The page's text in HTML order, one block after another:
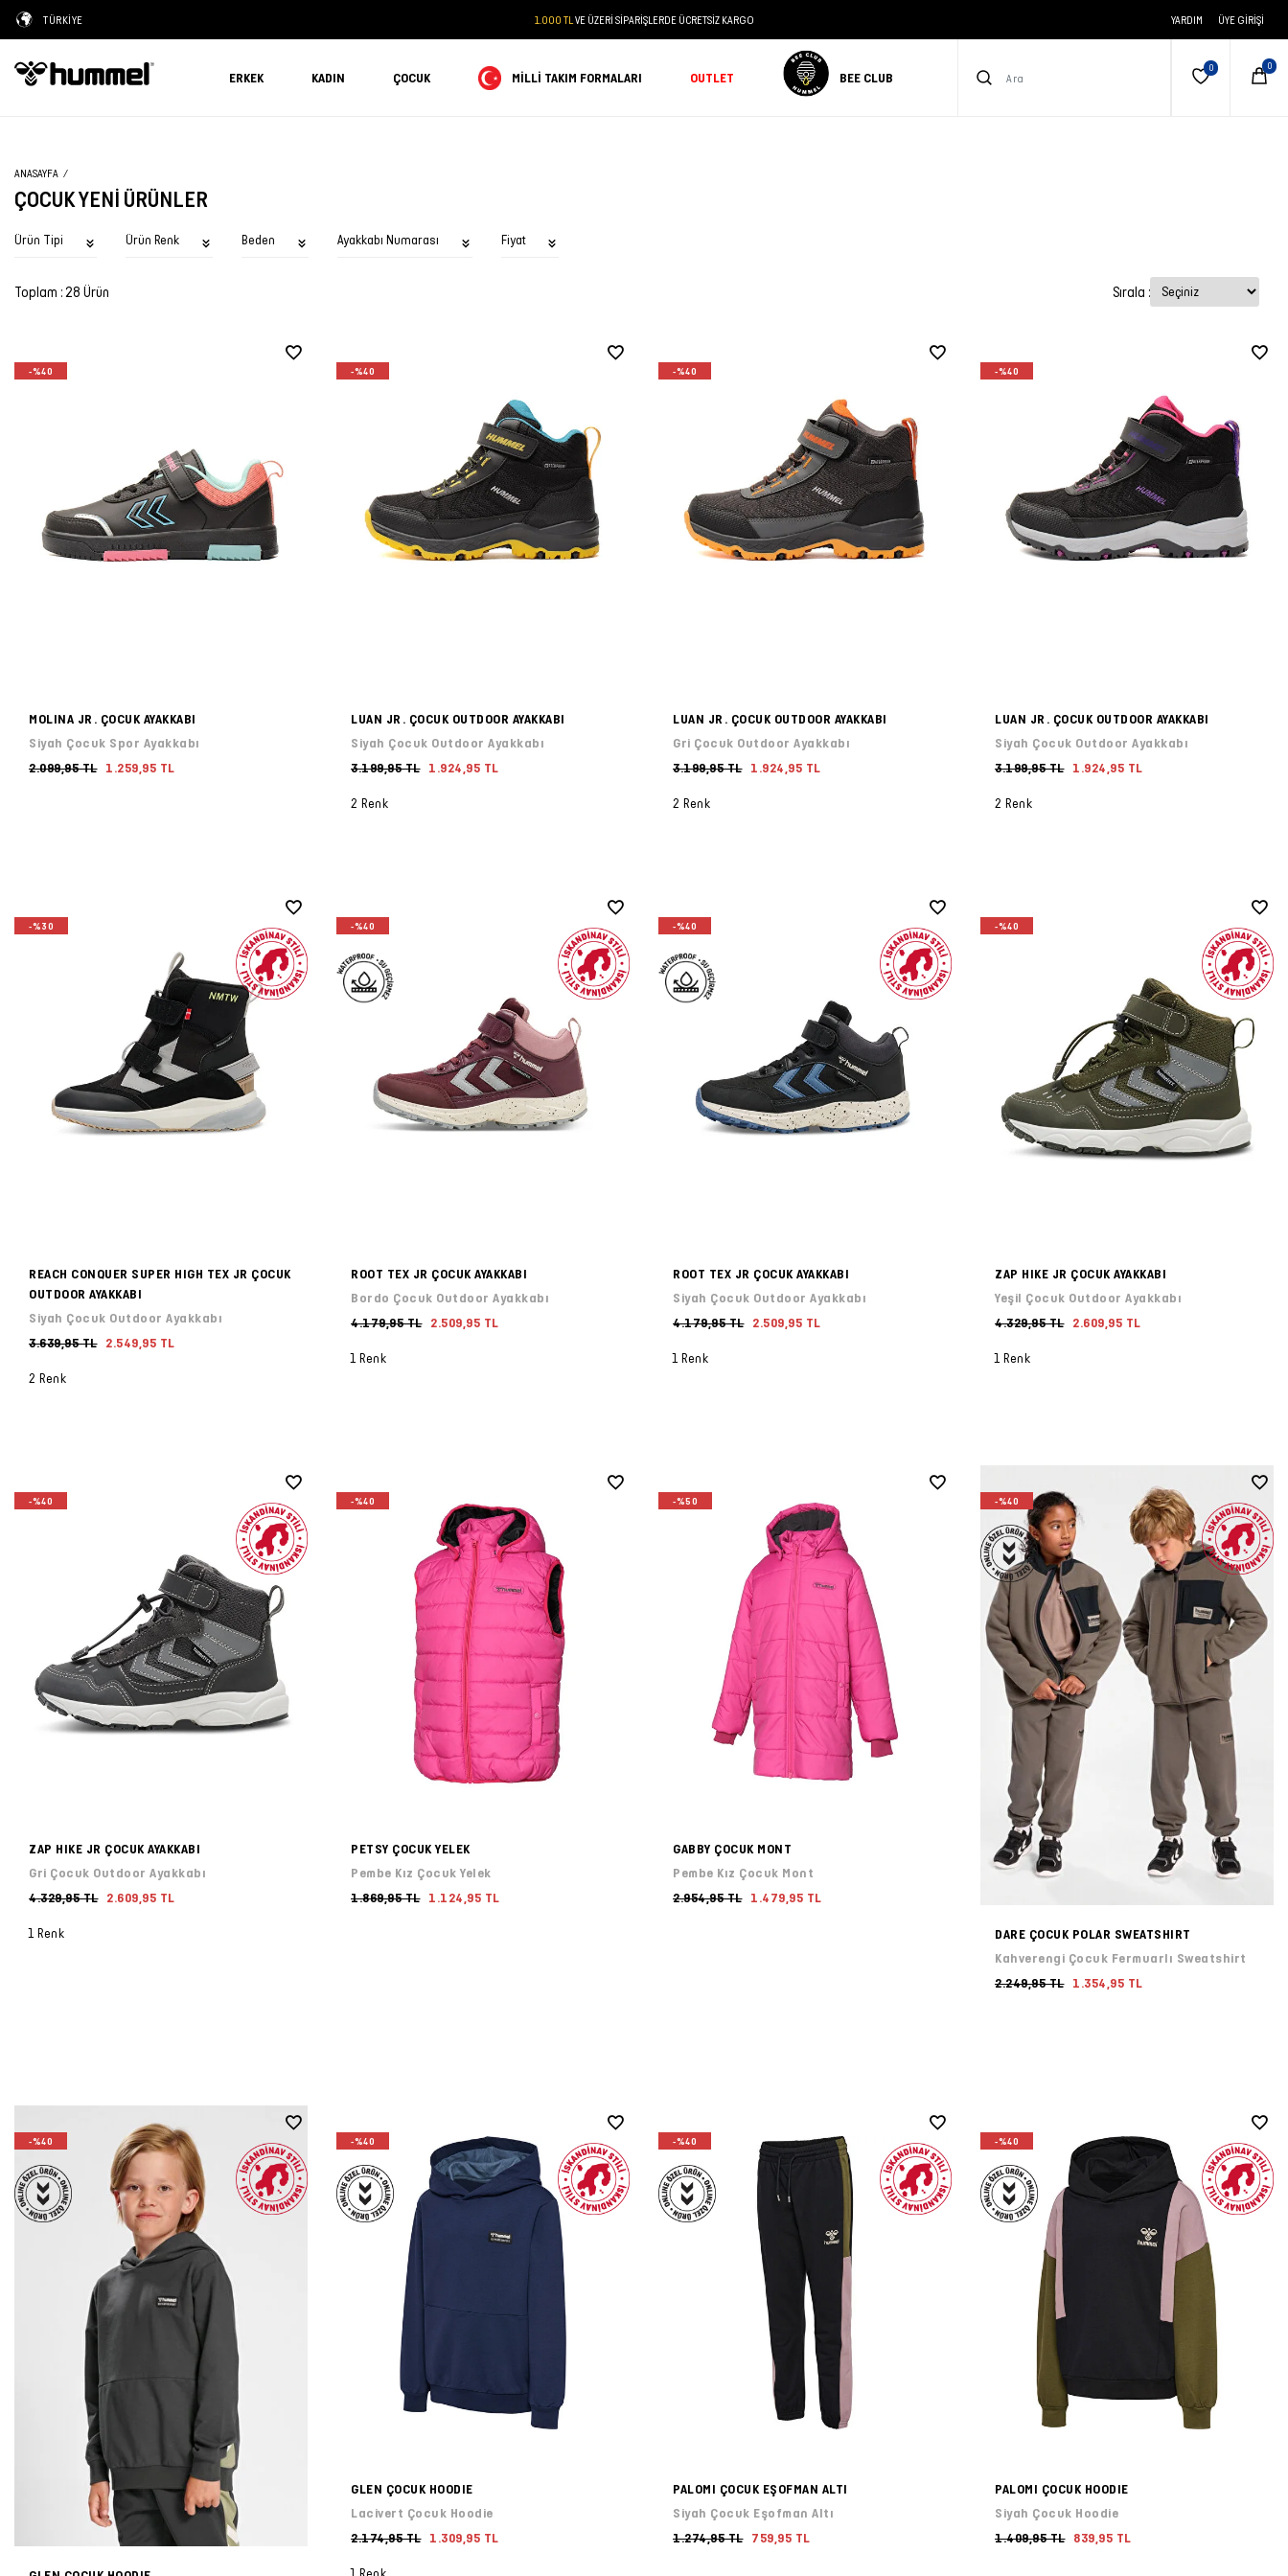
TÜRKİYE 1.000 TL VE ÜZERİ SİPARİŞLERDE ÜCRETSİZ KARGO YARDIM ÜYE GIRIŞI
ERKEK KADIN ÇOCUK MILLI TAKIM FORMALARI OUTLET BEE CLUB
ANASAYFA
ÇOCUK YENI ÜRÜNLER
Ürün Tipi Ürün Renk Beden Ayakkabı Numarası Fiyat
Toplam : 28 Ürün Sırala :
-%40
MOLINA JR. ÇOCUK AYAKKABI
Siyah Çocuk Spor Ayakkabı
2.099,95 TL
1.259,95 TL
-%40
LUAN JR. ÇOCUK OUTDOOR AYAKKABI
Siyah Çocuk Outdoor Ayakkabı
3.199,95 TL
1.924,95 TL
2 Renk
-%40
LUAN JR. ÇOCUK OUTDOOR AYAKKABI
Gri Çocuk Outdoor Ayakkabı
3.199,95 TL
1.924,95 TL
2 Renk
-%40
LUAN JR. ÇOCUK OUTDOOR AYAKKABI
Siyah Çocuk Outdoor Ayakkabı
3.199,95 TL
1.924,95 TL
2 Renk
-%30
REACH CONQUER SUPER HIGH TEX JR ÇOCUK
OUTDOOR AYAKKABI
Siyah Çocuk Outdoor Ayakkabı
3.639,95 TL
2.549,95 TL
2 Renk
-%40
ROOT TEX JR ÇOCUK AYAKKABI
Bordo Çocuk Outdoor Ayakkabı
4.179,95 TL
2.509,95 TL
1 Renk
-%40
ROOT TEX JR ÇOCUK AYAKKABI
Siyah Çocuk Outdoor Ayakkabı
4.179,95 TL
2.509,95 TL
1 Renk
-%40
ZAP HIKE JR ÇOCUK AYAKKABI
Yeşil Çocuk Outdoor Ayakkabı
4.329,95 TL
2.609,95 TL
1 Renk
-%40
ZAP HIKE JR ÇOCUK AYAKKABI
Gri Çocuk Outdoor Ayakkabı
4.329,95 TL
2.609,95 TL
1 Renk
-%40
PETSY ÇOCUK YELEK
Pembe Kız Çocuk Yelek
1.869,95 TL
1.124,95 TL
-%50
GABBY ÇOCUK MONT
Pembe Kız Çocuk Mont
2.954,95 TL
1.479,95 TL
-%40
DARE ÇOCUK POLAR SWEATSHIRT
Kahverengi Çocuk Fermuarlı Sweatshirt
2.249,95 TL
1.354,95 TL
-%40 -%40
GLEN ÇOCUK HOODIE
Lacivert Çocuk Hoodie
2.174,95 TL
1.309,95 TL
-%40
PALOMI ÇOCUK EŞOFMAN ALTI
Siyah Çocuk Eşofman Altı
1.274,95 TL
759,95 TL
-%40
PALOMI ÇOCUK HOODIE
Siyah Çocuk Hoodie
1.409,95 TL
839,95 TL